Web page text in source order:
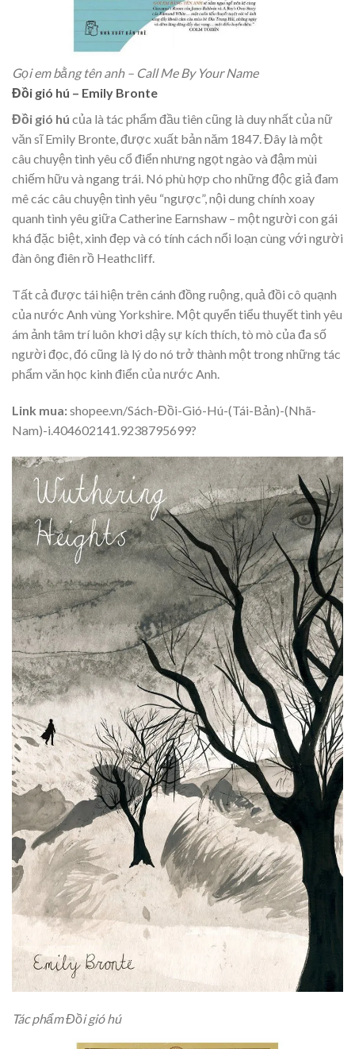
Gọi em bằng tên anh – Call Me By Your Name
Đồi gió hú – Emily Bronte
Đồi gió hú của là tác phẩm đầu tiên cũng là duy nhất của nữ
văn sĩ Emily Bronte, được xuất bản năm 1847. Đây là một
câu chuyện tình yêu cổ điển nhưng ngọt ngào và đậm mùi
chiếm hữu và ngang trái. Nó phù hợp cho những độc giả đam
mê các câu chuyện tình yêu “ngược”, nội dung chính xoay
quanh tình yêu giữa Catherine Earnshaw – một người con gái
khá đặc biệt, xinh đẹp và có tính cách nổi loạn cùng với người
đàn ông điên rồ Heathcliff.
Tất cả được tái hiện trên cánh đồng ruộng, quả đồi cô quạnh
của nước Anh vùng Yorkshire. Một quyển tiểu thuyết tình yêu
ám ảnh tâm trí luôn khơi dậy sự kích thích, tò mò của đa số
người đọc, đó cũng là lý do nó trở thành một trong những tác
phẩm văn học kinh điển của nước Anh.
Link mua:shopee.vn/Sách-Đồi-Gió-Hú-(Tái-Bản)-(Nhã-
Nam)-i.404602141.9238795699?
Tác phẩm Đồi gió hú